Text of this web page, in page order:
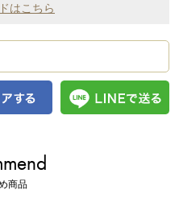
はこちら
商品